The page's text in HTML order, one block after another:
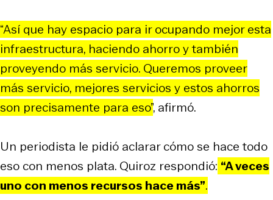
“Así que hay espacio para ir ocupando mejor esta
infraestructura, haciendo ahorro y también
proveyendo más servicio. Queremos proveer
más servicio, mejores servicios y estos ahorros
son precisamente para eso”, afirmó.
Un periodista le pidió aclarar cómo se hace todo
eso con menos plata. Quiroz respondió: “A veces
uno con menos recursos hace más”.